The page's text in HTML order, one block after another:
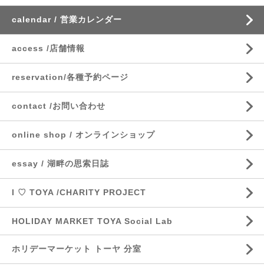
calendar / 営業カレンダー
access /店舗情報
reservation/各種予約ページ
contact /お問い合わせ
online shop / オンラインショップ
essay / 湖畔の思索日誌
I ♡ TOYA /CHARITY PROJECT
HOLIDAY MARKET TOYA Social Lab
ホリデーマーケット トーヤ 分室